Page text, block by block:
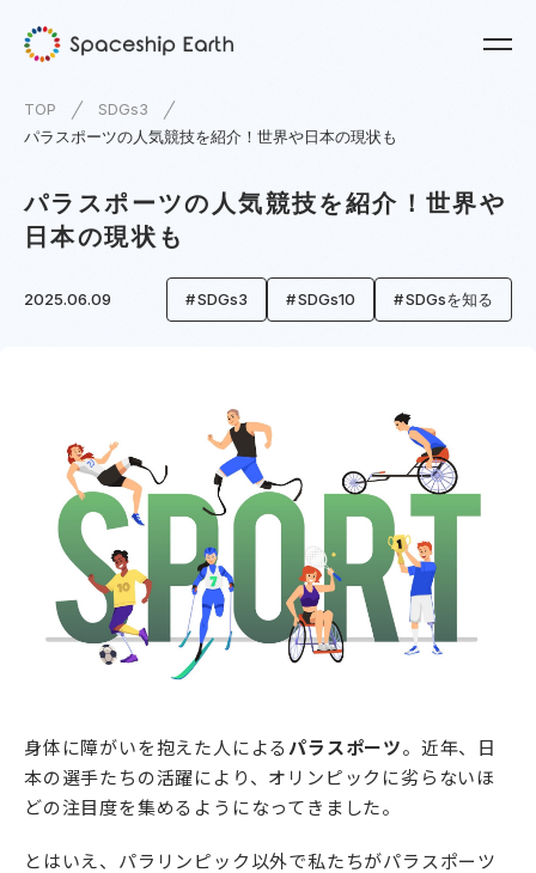
TOP
SDGs3
パラスポーツの人気競技を紹介！世界や日本の現状も
パラスポーツの人気競技を紹介！世界や
日本の現状も
2025.06.09 SDGs3 SDGs10 SDGsを知る
身体に障がいを抱えた人による パラスポーツ。近年、日
本の選手たちの活躍により、オリンピックに劣らないほ
どの注目度を集めるようになってきました。
とはいえ、パラリンピック以外で私たちがパラスポーツ